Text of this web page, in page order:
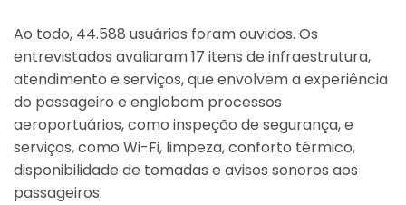
Ao todo, 44.588 usuários foram ouvidos. Os
entrevistados avaliaram 17 itens de infraestrutura,
atendimento e serviços, que envolvem a experiência
do passageiro e englobam processos
aeroportuários, como inspeção de segurança, e
serviços, como Wi-Fi, limpeza, conforto térmico,
disponibilidade de tomadas e avisos sonoros aos
passageiros.